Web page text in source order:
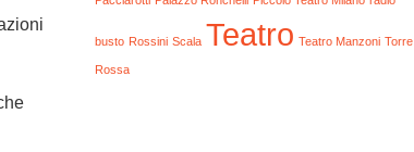
busto Rossini Scala Teatro Teatro Manzoni Torre
Rossa